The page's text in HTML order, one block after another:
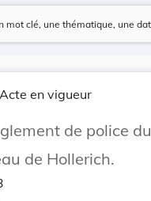
Acte en vigueur
de police
de Hollerich.